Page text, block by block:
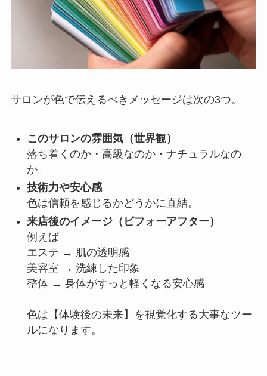
サロンが色で伝えるべきメッセージは次の3つ。
このサロンの雰囲気（世界観）
落ち着くのか・高級なのか・ナチュラルなの
か。
技術力や安心感
色は信頼を感じるかどうかに直結。
来店後のイメージ（ビフォーアフター）
例えば
エステ → 肌の透明感
美容室 → 洗練した印象
整体 → 身体がすっと軽くなる安心感
色は【体験後の未来】を視覚化する大事なツー
ルになります。